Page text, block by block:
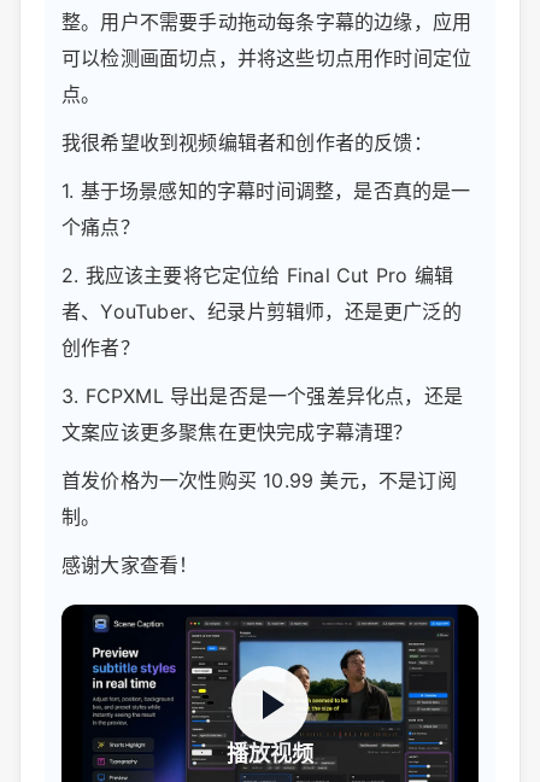
整。用户不需要手动拖动每条字幕的边缘，应用
可以检测画面切点，并将这些切点用作时间定位
点。
我很希望收到视频编辑者和创作者的反馈：
1. 基于场景感知的字幕时间调整，是否真的是一
个痛点？
2. 我应该主要将它定位给 Final Cut Pro 编辑
者、YouTuber、纪录片剪辑师，还是更广泛的
创作者？
3. FCPXML 导出是否是一个强差异化点，还是
文案应该更多聚焦在更快完成字幕清理？
首发价格为一次性购买 10.99 美元，不是订阅
制。
感谢大家查看！
播放视频